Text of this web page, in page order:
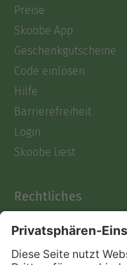
Preise
Skoobe App
Geschenkgutscheine
Code einlösen
Hilfe
Barrierefreiheit
Login
Skoobe liest
Rechtliches
AGB
Informationen nach